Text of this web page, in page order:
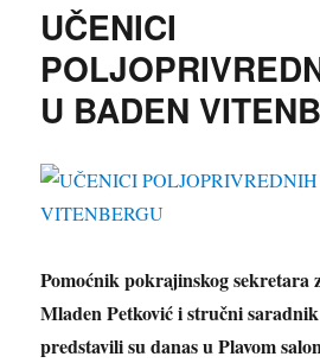
U
BAJŠI
UČENICI
U BADEN
Pomoćnik pokrajinskog
Mladen Petković i stručni
predstavili su danas u Plavom